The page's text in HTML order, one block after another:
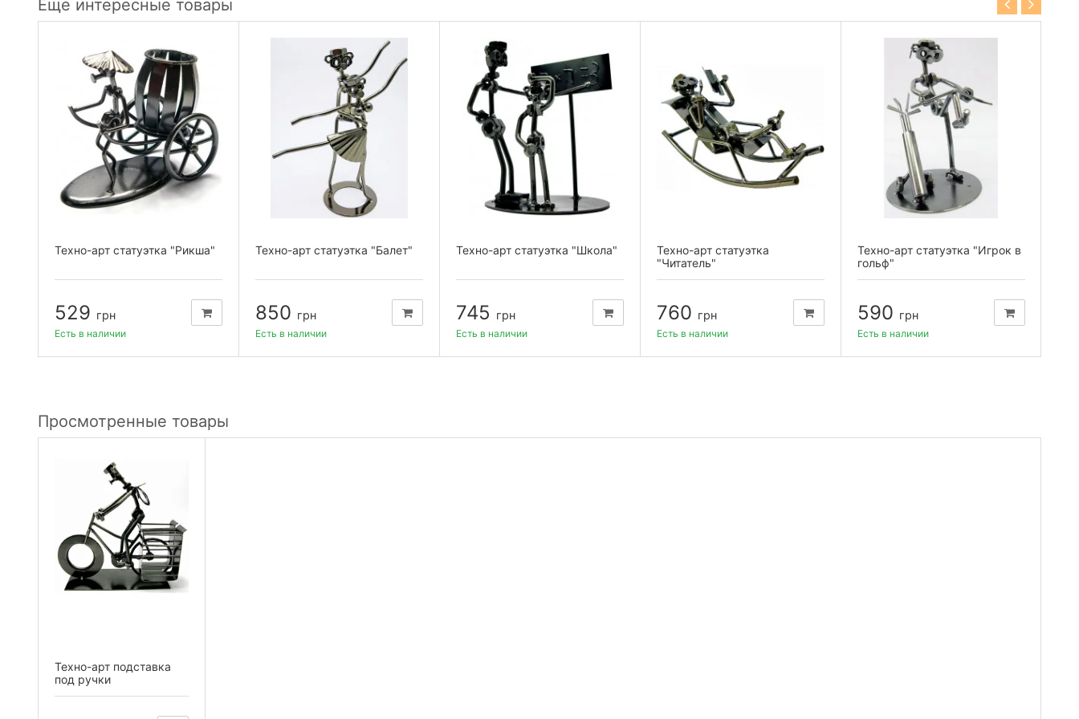
Еще интересные товары
Техно-арт статуэтка "Рикша"
529 грн
Есть в наличии
Техно-арт статуэтка "Балет"
850 грн
Есть в наличии
Техно-арт статуэтка "Школа"
745 грн
Есть в наличии
Техно-арт статуэтка
"Читатель"
760 грн
Есть в наличии
Техно-арт статуэтка "Игрок в
гольф"
590 грн
Есть в наличии
Просмотренные товары
Техно-арт подставка
под ручки